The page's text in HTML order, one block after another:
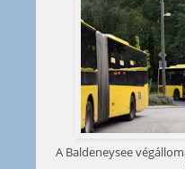
A Baldeneysee